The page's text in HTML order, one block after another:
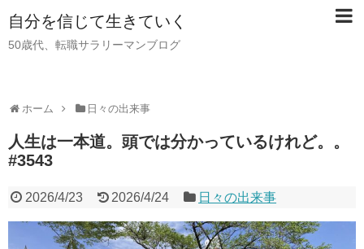
自分を信じて生きていく
50歳代、転職サラリーマンブログ
ホーム 日々の出来事
人生は一本道。頭では分かっているけれど。。
#3543
2026/4/23 2026/4/24 日々の出来事